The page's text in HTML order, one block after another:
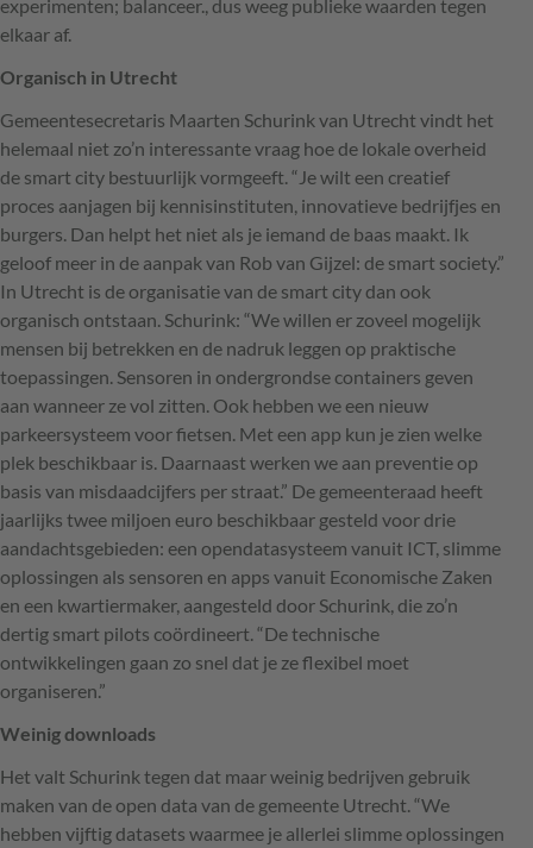
experimenten; balanceer., dus weeg publieke waarden tegen
elkaar af.
Organisch in Utrecht
Gemeentesecretaris Maarten Schurink van Utrecht vindt het
helemaal niet zo’n interessante vraag hoe de lokale overheid
de smart city bestuurlijk vormgeeft. “Je wilt een creatief
proces aanjagen bij kennisinstituten, innovatieve bedrijfjes en
burgers. Dan helpt het niet als je iemand de baas maakt. Ik
geloof meer in de aanpak van Rob van Gijzel: de smart society.”
In Utrecht is de organisatie van de smart city dan ook
organisch ontstaan. Schurink: “We willen er zoveel mogelijk
mensen bij betrekken en de nadruk leggen op praktische
toepassingen. Sensoren in ondergrondse containers geven
aan wanneer ze vol zitten. Ook hebben we een nieuw
parkeersysteem voor fietsen. Met een app kun je zien welke
plek beschikbaar is. Daarnaast werken we aan preventie op
basis van misdaadcijfers per straat.” De gemeenteraad heeft
jaarlijks twee miljoen euro beschikbaar gesteld voor drie
aandachtsgebieden: een opendatasysteem vanuit ICT, slimme
oplossingen als sensoren en apps vanuit Economische Zaken
en een kwartiermaker, aangesteld door Schurink, die zo’n
dertig smart pilots coördineert. “De technische
ontwikkelingen gaan zo snel dat je ze flexibel moet
organiseren.”
Weinig downloads
Het valt Schurink tegen dat maar weinig bedrijven gebruik
maken van de open data van de gemeente Utrecht. “We
hebben vijftig datasets waarmee je allerlei slimme oplossingen